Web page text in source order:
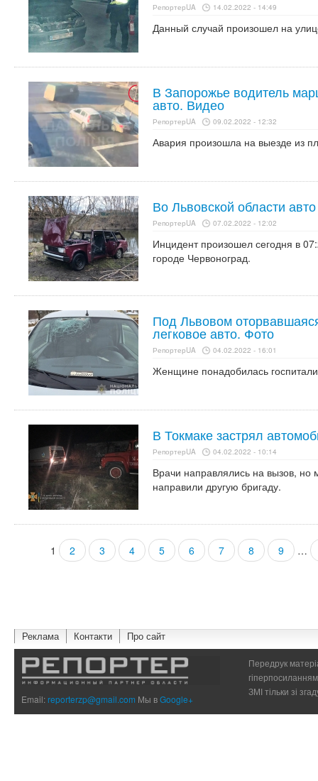
РепортерUA 14.02.2022 - 14:49
Данный случай произошел на
В Запорожье водитель
авто. Видео
РепортерUA 09.02.2022 - 12:32
Авария произошла на выезде из
Во Львовской области
РепортерUA 07.02.2022 - 12:02
Инцидент произошел сегодня в
городе Червоноград.
Под Львовом
легковое авто. Фото
РепортерUA 04.02.2022 - 16:01
Женщине понадобилась
В Токмаке застрял
РепортерUA 04.02.2022 - 10:14
Врачи направлялись на вызов,
направили другую бригаду.
Страницы
1 2 3 4 5 6 7 8 9 …
Реклама Контакти Про сайт
Email:reporterzp@gmail.com Мы вGoogle+
Передрук
ЗМІ тільки зі